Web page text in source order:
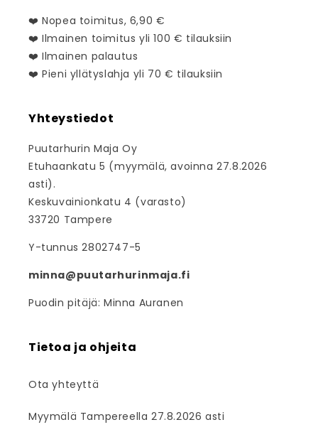
❤️ Nopea toimitus, 6,90 €
❤️ Ilmainen toimitus yli 100 € tilauksiin
❤️ Ilmainen palautus
❤️ Pieni yllätyslahja yli 70 € tilauksiin
Yhteystiedot
Puutarhurin Maja Oy
Etuhaankatu 5 (myymälä, avoinna 27.8.2026
asti).
Keskuvainionkatu 4 (varasto)
33720 Tampere
Y-tunnus 2802747-5
minna@puutarhurinmaja.fi
Puodin pitäjä: Minna Auranen
Tietoa ja ohjeita
Ota yhteyttä
Myymälä Tampereella 27.8.2026 asti